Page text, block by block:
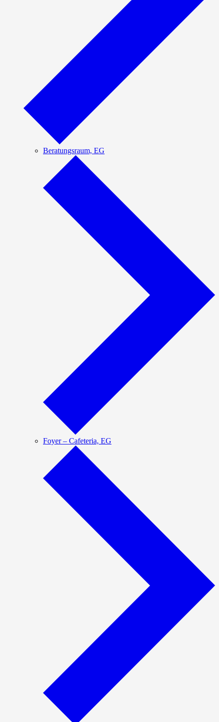
Beratungsraum, EG
Foyer – Cafeteria, EG